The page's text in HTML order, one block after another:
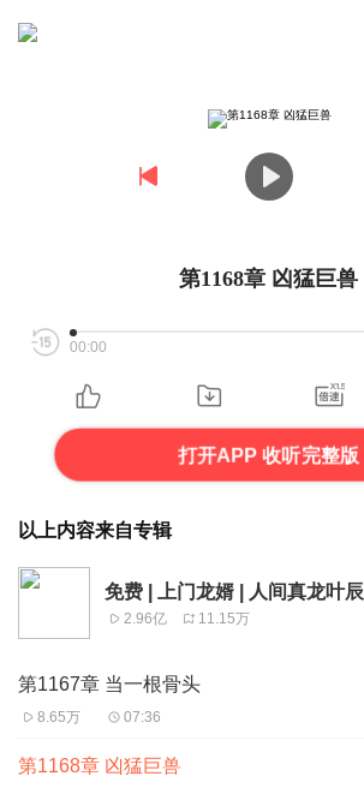
第1168章 凶猛巨兽
00:00
打开APP 收听完整版
以上内容来自专辑
免费 | 上门龙婿 | 人间真龙叶辰
2.96亿 11.15万
第1167章 当一根骨头
8.65万 07:36
第1168章 凶猛巨兽